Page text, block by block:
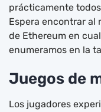
prácticamente
Espera encontrar al
de Ethereum en
enumeramos en la
Juegos de
Los jugadores